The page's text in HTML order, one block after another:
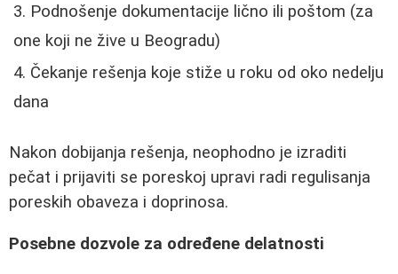
Podnošenje dokumentacije lično ili poštom (za
one koji ne žive u Beogradu)
Čekanje rešenja koje stiže u roku od oko nedelju
dana
Nakon dobijanja rešenja, neophodno je izraditi
pečat i prijaviti se poreskoj upravi radi regulisanja
poreskih obaveza i doprinosa.
Posebne dozvole za određene delatnosti